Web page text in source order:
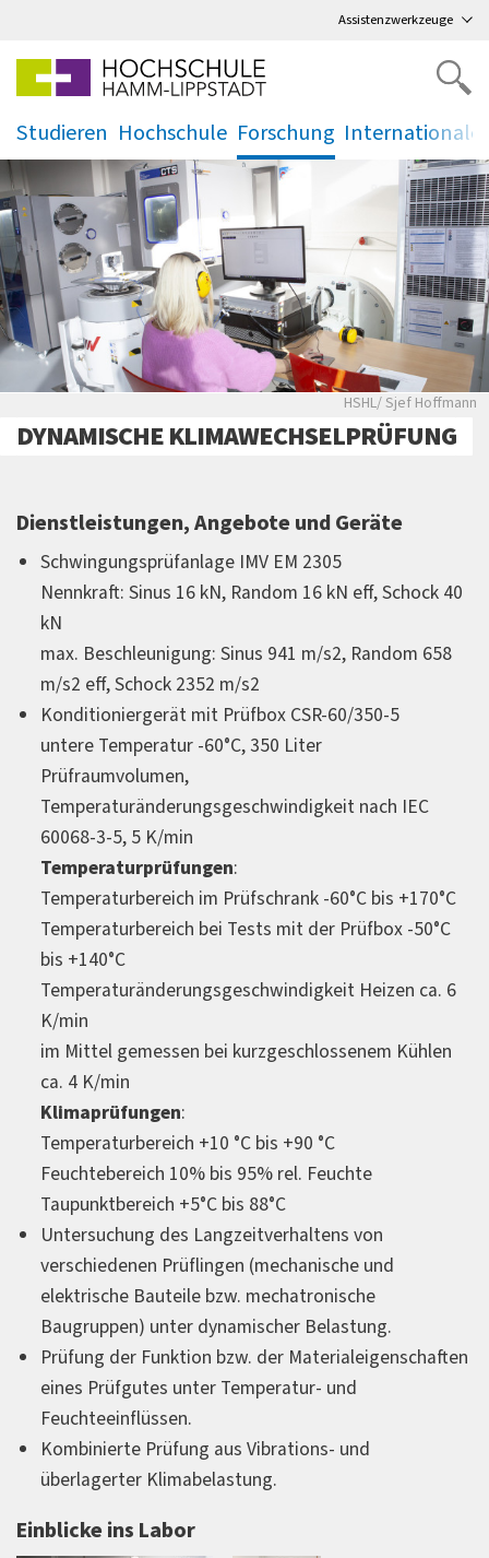
Assistenzwerkzeuge
Studieren
.
Hochschule
.
Forschung
.
HSHL/ Sjef Hoffmann
DYNAMISCHE KLIMAWECHSELPRÜFUNG
Dienstleistungen, Angebote und Geräte
Schwingungsprüfanlage IMV EM 2305
Nennkraft: Sinus 16 kN, Random 16 kN eff, Schock 40
kN
max. Beschleunigung: Sinus 941 m/s2, Random 658
m/s2 eff, Schock 2352 m/s2
Konditioniergerät mit Prüfbox CSR-60/350-5
untere Temperatur -60°C, 350 Liter
Prüfraumvolumen,
Temperaturänderungsgeschwindigkeit nach IEC
60068-3-5, 5 K/min
Temperaturprüfungen:
Temperaturbereich im Prüfschrank -60°C bis +170°C
Temperaturbereich bei Tests mit der Prüfbox -50°C
bis +140°C
Temperaturänderungsgeschwindigkeit Heizen ca. 6
K/min
im Mittel gemessen bei kurzgeschlossenem Kühlen
ca. 4 K/min
Klimaprüfungen:
Temperaturbereich +10 °C bis +90 °C
Feuchtebereich 10% bis 95% rel. Feuchte
Taupunktbereich +5°C bis 88°C
Untersuchung des Langzeitverhaltens von
verschiedenen Prüflingen (mechanische und
elektrische Bauteile bzw. mechatronische
Baugruppen) unter dynamischer Belastung.
Prüfung der Funktion bzw. der Materialeigenschaften
eines Prüfgutes unter Temperatur- und
Feuchteeinflüssen.
Kombinierte Prüfung aus Vibrations- und
überlagerter Klimabelastung.
Einblicke ins Labor